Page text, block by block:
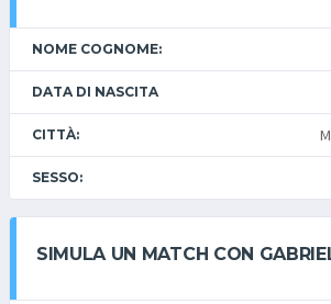
NOME COGNOME:
DATA DI NASCITA
CITTÀ:
SESSO:
SIMULA UN MATCH CON